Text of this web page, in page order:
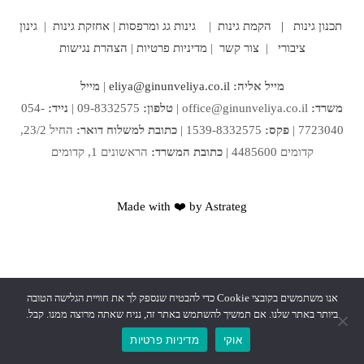
תכנון גינות | הקמת גינות | גינות גג ומרפסות |אחזקת גינות |גינון
ציבורי |צור קשר | מדיניות פרטיות | הצהרת נגישות
מייל אליה: eliya@ginunveliya.co.il
| מייל
משרד: office@ginunveliya.co.il
| טלפון: נייד: 054-
7723040 |
פקס: כתובת למשלוח דואר:
החיל 23/2,
קדומים 4485600 |
כתובת המשרד: הראשונים 1, קדומים
Made with ❤️ by Astrateg
אנו משתמשים בקובצי Cookie כדי להבטיח שנספק לך את חוויית הגלישה הטובה
ביותר באתר שלנו. אם תמשיך להשתמש באתר זה, נניח שאתה מרוצה ממנו. קבל.
אוקי מדיניות פרטיות